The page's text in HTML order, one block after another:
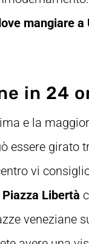
mangiare a
in 24
e la
essere girato
vi
Piazza Libertà
veneziane